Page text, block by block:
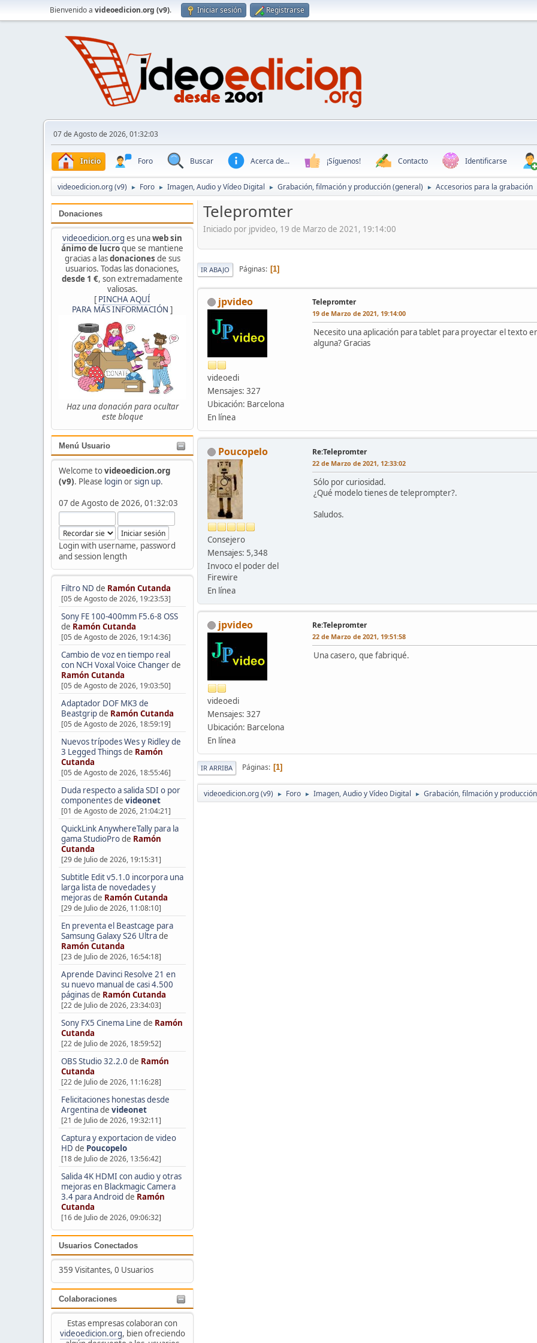
Bienvenido a videoedicion.org (v9). Iniciar sesión Registrarse
07 de Agosto de 2026, 01:32:03
Inicio Foro Buscar Acerca de... ¡Síguenos! Contacto Identificarse
videoedicion.org (v9) ► Foro ► Imagen, Audio y Vídeo Digital ► Grabación, filmación y producción (general) ► Accesorios para la grabación
Donaciones
videoedicion.org es unaweb sin
ánimo de lucroque se mantiene
gracias a lasdonaciones de sus
usuarios. Todas las donaciones,
desde 1 €, son extremadamente
valiosas.
[ PINCHA AQUÍ
PARA MÁS INFORMACIÓN ]
Haz una donación para ocultar
este bloque
Menú Usuario
Welcome tovideoedicion.org
(v9). Please loginorsign up.
07 de Agosto de 2026, 01:32:03
Login with username, password
and session length
Filtro ND de Ramón Cutanda
[05 de Agosto de 2026, 19:23:53]
Sony FE 100-400mm F5.6-8 OSS
de Ramón Cutanda
[05 de Agosto de 2026, 19:14:36]
Cambio de voz en tiempo real
con NCH Voxal Voice Changerde
Ramón Cutanda
[05 de Agosto de 2026, 19:03:50]
Adaptador DOF MK3 de
Beastgripde Ramón Cutanda
[05 de Agosto de 2026, 18:59:19]
Nuevos trípodes Wes y Ridley de
3 Legged Thingsde Ramón
Cutanda
[05 de Agosto de 2026, 18:55:46]
Duda respecto a salida SDI o por
componentesde videonet
[01 de Agosto de 2026, 21:04:21]
QuickLink AnywhereTally para la
gama StudioProde Ramón
Cutanda
[29 de Julio de 2026, 19:15:31]
Subtitle Edit v5.1.0 incorpora una
larga lista de novedades y
mejorasde Ramón Cutanda
[29 de Julio de 2026, 11:08:10]
En preventa el Beastcage para
Samsung Galaxy S26 Ultrade
Ramón Cutanda
[23 de Julio de 2026, 16:54:18]
Aprende Davinci Resolve 21 en
su nuevo manual de casi 4.500
páginasde Ramón Cutanda
[22 de Julio de 2026, 23:34:03]
Sony FX5 Cinema Line de Ramón
Cutanda
[22 de Julio de 2026, 18:59:52]
OBS Studio 32.2.0 de Ramón
Cutanda
[22 de Julio de 2026, 11:16:28]
Felicitaciones honestas desde
Argentinade videonet
[21 de Julio de 2026, 19:32:11]
Captura y exportacion de video
HD de Poucopelo
[18 de Julio de 2026, 13:56:42]
Salida 4K HDMI con audio y otras
mejoras en Blackmagic Camera
3.4 para Android de Ramón
Cutanda
[16 de Julio de 2026, 09:06:32]
Usuarios Conectados
359 Visitantes, 0 Usuarios
Colaboraciones
Estas empresas colaboran con
videoedicion.org, bien ofreciendo
Telepromter
Iniciado por jpvideo, 19 de Marzo de 2021, 19:14:00
IR ABAJO Páginas 1
jpvideo
videoedi
Mensajes: 327
Ubicación: Barcelona
En línea
Telepromter
19 de Marzo de 2021, 19:14:00
Necesito una aplicación para tablet para proyectar el texto
alguna? Gracias
Poucopelo
Consejero
Mensajes: 5,348
Invoco el poder del
Firewire
En línea
Re:Telepromter
22 de Marzo de 2021, 12:33:02
Sólo por curiosidad.
¿Qué modelo tienes de teleprompter?.
Saludos.
jpvideo
videoedi
Mensajes: 327
Ubicación: Barcelona
En línea
Re:Telepromter
22 de Marzo de 2021, 19:51:58
Una casero, que fabriqué.
IR ARRIBA Páginas 1
videoedicion.org (v9) ► Foro ► Imagen, Audio y Vídeo Digital ► Grabación, filmación y